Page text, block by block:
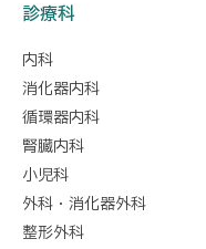
診療科
内科
消化器内科
循環器内科
腎臓内科
小児科
外科・消化器外科
整形外科